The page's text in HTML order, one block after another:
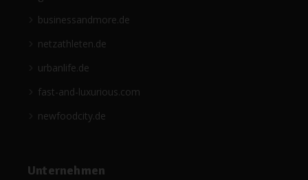
businessandmore.de
netzathleten.de
urbanlife.de
fast-and-luxurious.com
newfoodcity.de
Unternehmen